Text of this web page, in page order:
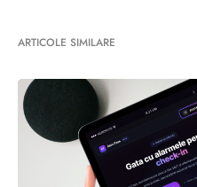
ARTICOLE SIMILARE